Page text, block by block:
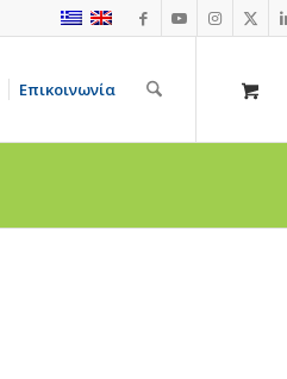
Επικοινωνία